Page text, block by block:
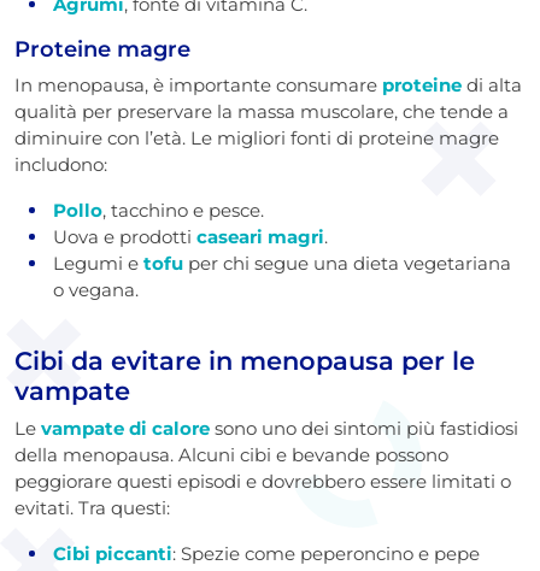
Agrumi, fonte di vitamina C.
Proteine magre
In menopausa, è importante consumare proteine di alta
qualità per preservare la massa muscolare, che tende a
diminuire con l’età. Le migliori fonti di proteine magre
includono:
Pollo, tacchino e pesce.
Uova e prodotti caseari magri.
Legumi e tofu per chi segue una dieta vegetariana
o vegana.
Cibi da evitare in menopausa per le
vampate
Le vampate di calore sono uno dei sintomi più fastidiosi
della menopausa. Alcuni cibi e bevande possono
peggiorare questi episodi e dovrebbero essere limitati o
evitati. Tra questi:
Cibi piccanti: Spezie come peperoncino e pepe